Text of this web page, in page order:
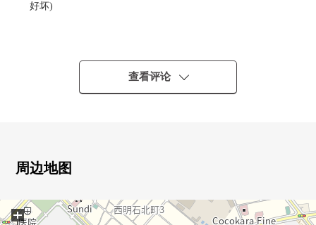
好坏)
○JR山阳本线"西明石"车站步行5分钟
0有食器洗乾燥機、净水器的组合厨房
0宠物饲养可(出自规章的限制有)
查看评论
周边地图
+